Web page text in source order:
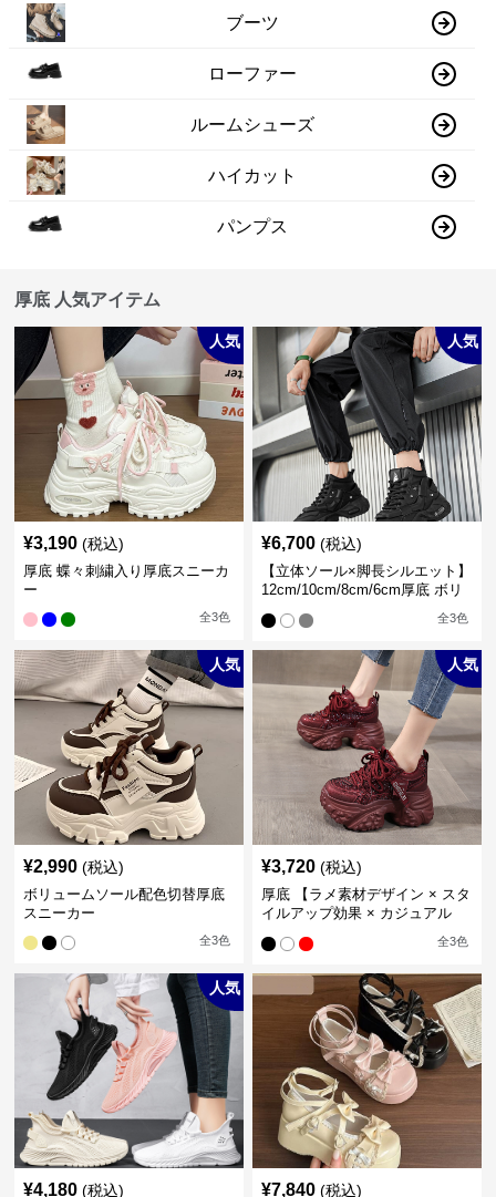
ブーツ
ローファー
ルームシューズ
ハイカット
パンプス
厚底 人気アイテム
人気
¥3,190 (税込)
厚底 蝶々刺繍入り厚底スニーカ
ー
全3色
人気
¥6,700 (税込)
【立体ソール×脚長シルエット】
12cm/10cm/8cm/6cm厚底 ボリ
ュームソール立体設計ハイカッ
トスニーカー｜スニーカー・ハ
イカット
全3色
人気
¥2,990 (税込)
ボリュームソール配色切替厚底
スニーカー
全3色
人気
¥3,720 (税込)
厚底 【ラメ素材デザイン × スタ
イルアップ効果 × カジュアル
系】厚底デザインスニーカー
全3色
人気
¥4,180 (税込) ¥7,840 (税込)